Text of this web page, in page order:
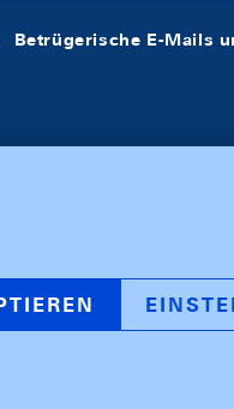
Betrügerische E-Mails